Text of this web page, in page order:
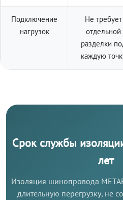
Подключение
нагрузок
Не требует
отдельной
разделки
каждую
Срок службы
лет
Изоляция шинопровода
длительную перегрузку, не